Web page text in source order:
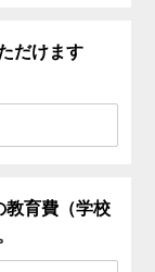
だけます
教育費（学校